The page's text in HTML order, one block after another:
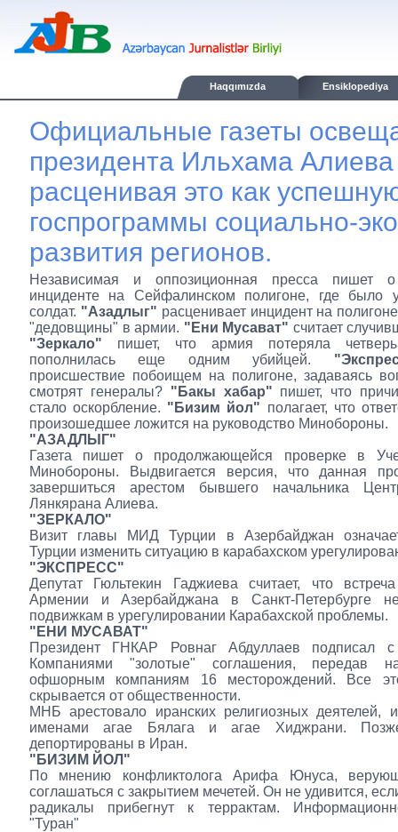
Haqqımızda Ensiklopediya
Официальные газеты
президента Ильхама
расценивая это как
госпрограммы социально-
развития регионов.
Независимая и оппозиционная пресса пишет о
инциденте на Сейфалинском полигоне, где было
солдат. "Азадлыг" расценивает инцидент на полигоне
"дедовщины" в армии. "Ени Мусават" считает
"Зеркало" пишет, что армия потеряла
пополнилась еще одним убийцей.
происшествие побоищем на полигоне, задаваясь
смотрят генералы? "Бакы хабар" пишет, что
стало оскорбление. "Бизим йол" полагает, что
произошедшее ложится на руководство Минобороны.
"АЗАДЛЫГ"
Газета пишет о продолжающейся проверке в
Минобороны. Выдвигается версия, что данная
завершиться арестом бывшего начальника
Лянкярана Алиева.
"ЗЕРКАЛО"
Визит главы МИД Турции в Азербайджан
Турции изменить ситуацию в карабахском
"ЭКСПРЕСС"
Депутат Гюльтекин Гаджиева считает, что
Армении и Азербайджана в Санкт-Петербурге
подвижкам в урегулировании Карабахской проблемы.
"ЕНИ МУСАВАТ"
Президент ГНКАР Ровнаг Абдуллаев подписал с
Компаниями "золотые" соглашения, передав
офшорным компаниям 16 месторождений. Все
скрывается от общественности.
МНБ арестовало иранских религиозных деятелей,
именами агае Бялага и агае Хиджрани.
депортированы в Иран.
"БИЗИМ ЙОЛ"
По мнению конфликтолога Арифа Юнуса,
соглашаться с закрытием мечетей. Он не удивится,
радикалы прибегнут к террактам.
"Туран"